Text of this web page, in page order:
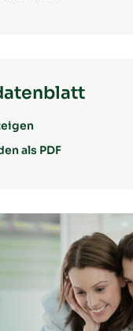
als PDF